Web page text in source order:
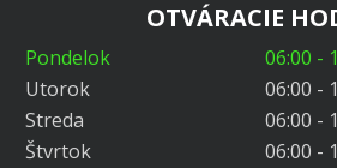
OTVÁRACIE
Pondelok
06:00 -
Utorok
06:00 -
Streda
06:00 -
Štvrtok
06:00 -